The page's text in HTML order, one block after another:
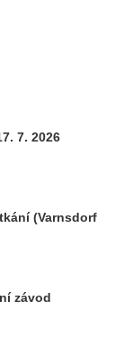
7. 2026
(Varnsdorf
závod